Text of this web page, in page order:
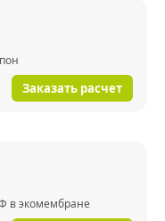
Заказать расчет
в экомембране